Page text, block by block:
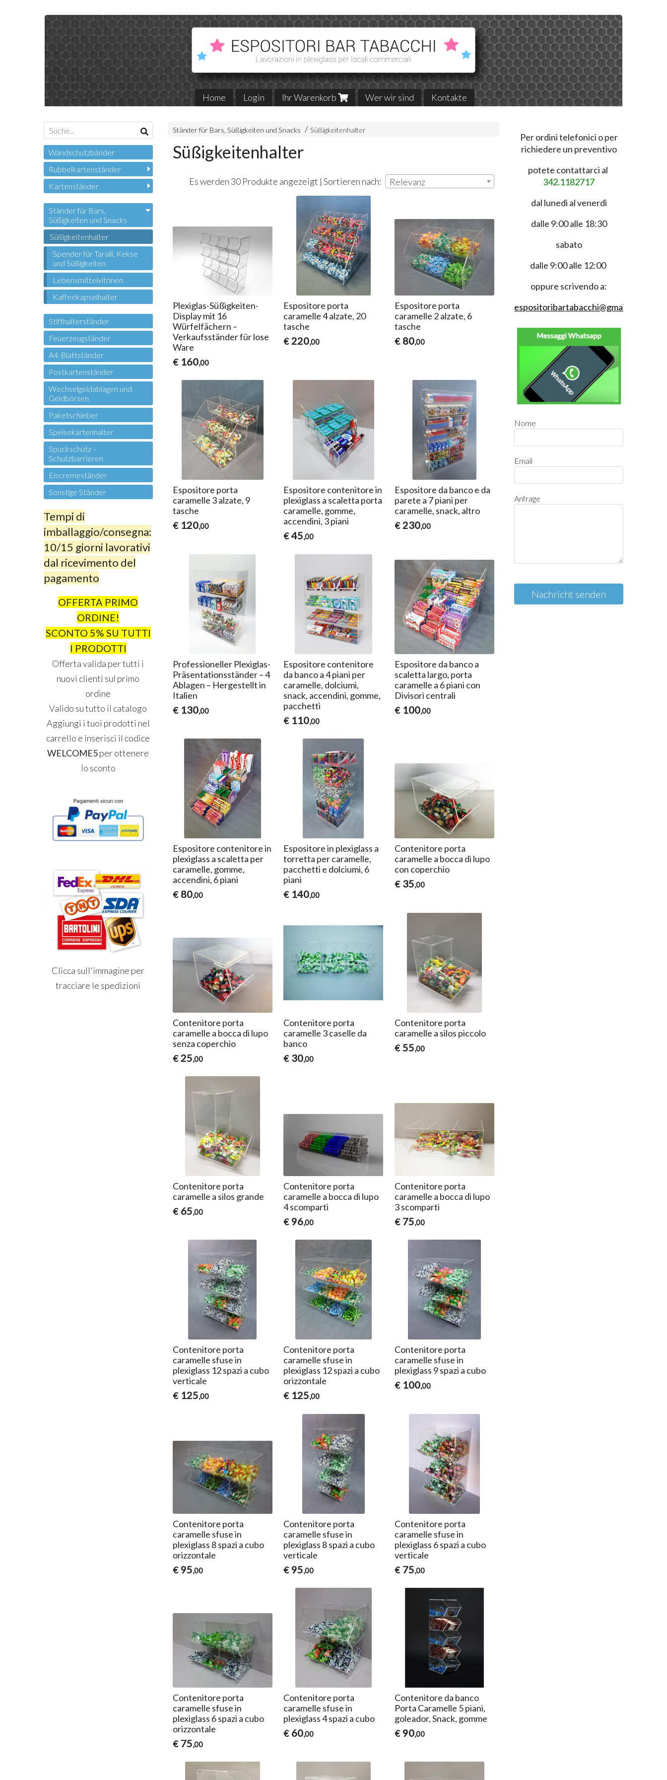
Home Login Ihr Warenkorb Wer wir sind Kontakte
Ständer für Bars, Süßigkeiten und Snacks Süßigkeitenhalter
Süßigkeitenhalter
Es werden 30 Produkte angezeigt | Sortieren nach: Relevanz
Plexiglas-Süßigkeiten-
Display mit 16
Würfelfächern –
Verkaufsständer für lose
Ware
€ 160,00
Espositore porta
caramelle 4 alzate, 20
tasche
€ 220,00
Espositore porta
caramelle 2 alzate, 6
tasche
€ 80,00
Espositore porta
caramelle 3 alzate, 9
tasche
€ 120,00
Espositore contenitore in
plexiglass a scaletta porta
caramelle, gomme,
accendini, 3 piani
€ 45,00
Espositore da banco e da
parete a 7 piani per
caramelle, snack, altro
€ 230,00
Professioneller Plexiglas-
Präsentationsständer – 4
Ablagen – Hergestellt in
Italien
€ 130,00
Espositore contenitore
da banco a 4 piani per
caramelle, dolciumi,
snack, accendini, gomme,
pacchetti
€ 110,00
Espositore da banco a
scaletta largo, porta
caramelle a 6 piani con
Divisori centrali
€ 100,00
Espositore contenitore in
plexiglass a scaletta per
caramelle, gomme,
accendini, 6 piani
€ 80,00
Espositore in plexiglass a
torretta per caramelle,
pacchetti e dolciumi, 6
piani
€ 140,00
Contenitore porta
caramelle a bocca di lupo
con coperchio
€ 35,00
Contenitore porta
caramelle a bocca di lupo
senza coperchio
€ 25,00
Contenitore porta
caramelle 3 caselle da
banco
€ 30,00
Contenitore porta
caramelle a silos piccolo
€ 55,00
Contenitore porta
caramelle a silos grande
€ 65,00
Contenitore porta
caramelle a bocca di lupo
4 scomparti
€ 96,00
Contenitore porta
caramelle a bocca di lupo
3 scomparti
€ 75,00
Contenitore porta
caramelle sfuse in
plexiglass 12 spazi a cubo
verticale
€ 125,00
Contenitore porta
caramelle sfuse in
plexiglass 12 spazi a cubo
orizzontale
€ 125,00
Contenitore porta
caramelle sfuse in
plexiglass 9 spazi a cubo
€ 100,00
Contenitore porta
caramelle sfuse in
plexiglass 8 spazi a cubo
orizzontale
€ 95,00
Contenitore porta
caramelle sfuse in
plexiglass 8 spazi a cubo
verticale
€ 95,00
Contenitore porta
caramelle sfuse in
plexiglass 6 spazi a cubo
verticale
€ 75,00
Contenitore porta
caramelle sfuse in
plexiglass 6 spazi a cubo
orizzontale
€ 75,00
Contenitore porta
caramelle sfuse in
plexiglass 4 spazi a cubo
€ 60,00
Contenitore da banco
Porta Caramelle 5 piani,
goleador, Snack, gomme
€ 90,00
Wandschutzbänder
Rubbelkartenständer
Kartenständer
Ständer für Bars,
Süßigkeiten und Snacks
Süßigkeitenhalter
Spender für Taralli, Kekse
und Süßigkeiten
Lebensmittelvitrinen
Kaffeekapselhalter
Stifthalterständer
Feuerzeugständer
A4-Blattständer
Postkartenständer
Wechselgeldablagen und
Geldbörsen
Paketschieber
Speisekartenhalter
Spuckschutz –
Schutzbarrieren
Eiscremeständer
Sonstige Ständer
Tempi di
imballaggio/consegna:
10/15 giorni lavorativi
dal ricevimento del
pagamento
OFFERTA PRIMO
ORDINE!
SCONTO 5% SU TUTTI
I PRODOTTI
Offerta valida per tutti i
nuovi clienti sul primo
ordine
Valido su tutto il catalogo
Aggiungi i tuoi prodotti nel
carrello e inserisci il codice
WELCOME5per ottenere
lo sconto
Clicca sull'immagine per
tracciare le spedizioni
Per ordini telefonici o per
richiedere un preventivo
potete contattarci al
342.1182717
dal lunedì al venerdì
dalle 9:00 alle 18:30
sabato
dalle 9:00 alle 12:00
oppure scrivendo a:
espositoribartabacchi@gmail.com
Nome
Email
Anfrage
Nachricht senden